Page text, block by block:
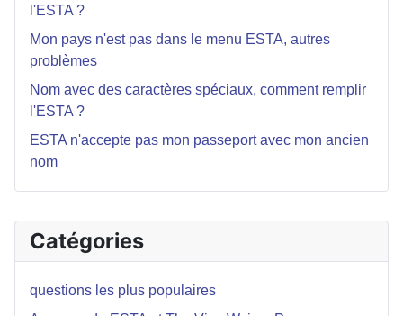
Catégories
questions les plus populaires
l'ESTA ?
Mon pays n'est pas dans le menu ESTA, autres
problèmes
Nom avec des caractères spéciaux, comment remplir
l'ESTA ?
ESTA n'accepte pas mon passeport avec mon ancien
nom